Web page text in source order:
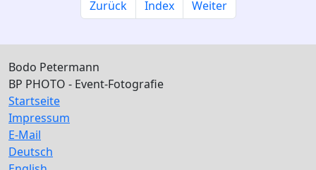
Zurück Index Weiter
Bodo Petermann
BP PHOTO - Event-Fotografie
Startseite
Impressum
E-Mail
Deutsch